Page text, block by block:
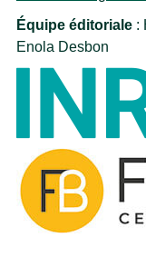
Équipe éditoriale:
Enola Desbon